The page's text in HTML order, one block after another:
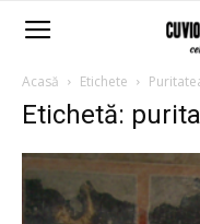
Acasă Etichete
Etichetă: